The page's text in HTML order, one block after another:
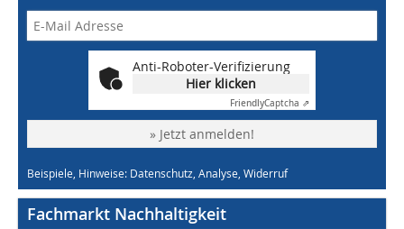
Anti-Roboter-Verifizierung
Hier klicken
FriendlyCaptcha ⇗
» Jetzt anmelden!
Beispiele, Hinweise: Datenschutz, Analyse, Widerruf
Fachmarkt Nachhaltigkeit